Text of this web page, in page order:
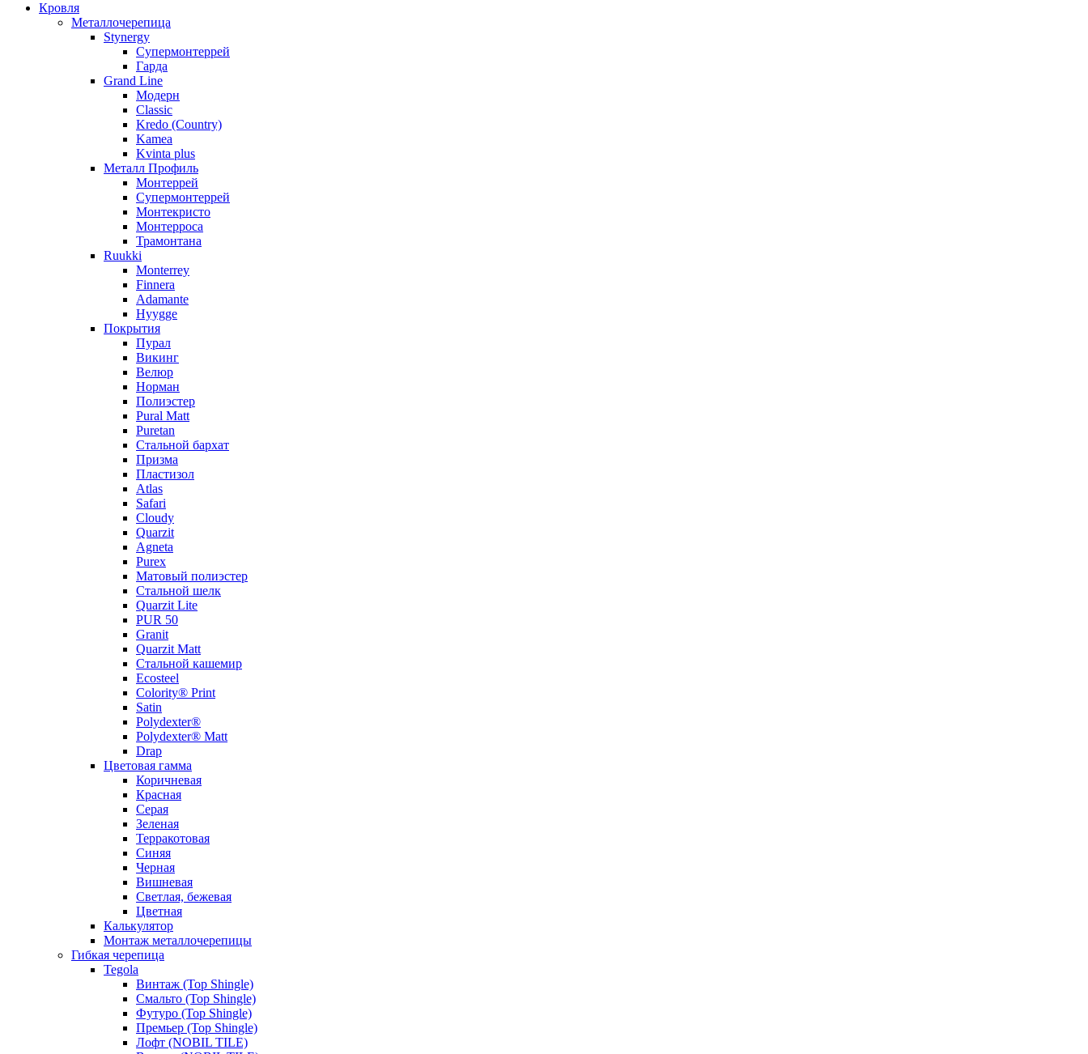
Кровля
Металлочерепица
Stynergy
Супермонтеррей
Гарда
Grand Line
Модерн
Classic
Kredo (Country)
Kamea
Kvinta plus
Металл Профиль
Монтеррей
Супермонтеррей
Монтекристо
Монтерроса
Трамонтана
Ruukki
Monterrey
Finnera
Adamante
Hyygge
Покрытия
Пурал
Викинг
Велюр
Норман
Полиэстер
Pural Matt
Puretan
Стальной бархат
Призма
Пластизол
Atlas
Safari
Cloudy
Quarzit
Agneta
Purex
Матовый полиэстер
Стальной шелк
Quarzit Lite
PUR 50
Granit
Quarzit Matt
Стальной кашемир
Ecosteel
Colority® Print
Satin
Polydexter®
Polydexter® Matt
Drap
Цветовая гамма
Коричневая
Красная
Серая
Зеленая
Терракотовая
Синяя
Черная
Вишневая
Светлая, бежевая
Цветная
Калькулятор
Монтаж металлочерепицы
Гибкая черепица
Tegola
Винтаж (Top Shingle)
Смальто (Top Shingle)
Футуро (Top Shingle)
Премьер (Top Shingle)
Лофт (NOBIL TILE)